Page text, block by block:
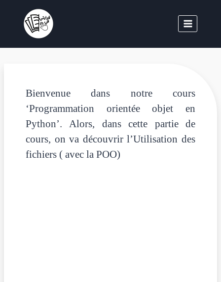
Bienvenue dans notre cours
‘Programmation orientée objet en
Python’. Alors, dans cette partie de
cours, on va découvrir l’Utilisation des
fichiers ( avec la POO)